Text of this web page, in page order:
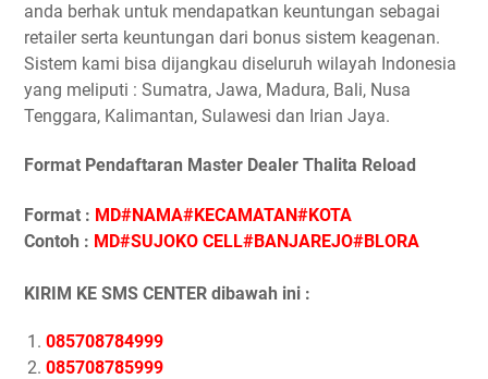
anda berhak untuk mendapatkan keuntungan sebagai
retailer serta keuntungan dari bonus sistem keagenan.
Sistem kami bisa dijangkau diseluruh wilayah Indonesia
yang meliputi : Sumatra, Jawa, Madura, Bali, Nusa
Tenggara, Kalimantan, Sulawesi dan Irian Jaya.
Format Pendaftaran Master Dealer Thalita Reload
Format : MD#NAMA#KECAMATAN#KOTA
Contoh : MD#SUJOKO CELL#BANJAREJO#BLORA
KIRIM KE SMS CENTER dibawah ini :
085708784999
085708785999